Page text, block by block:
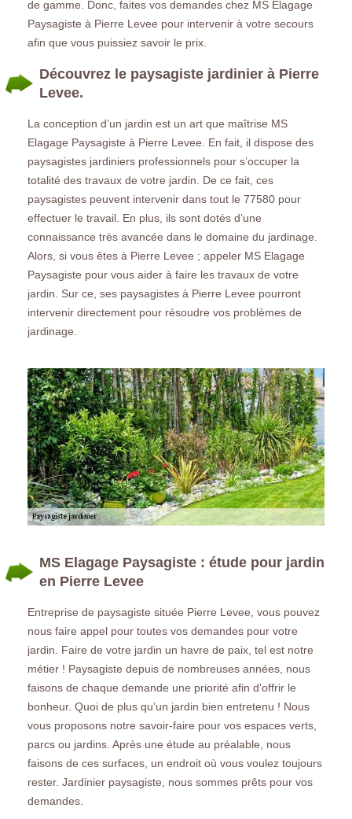
de gamme. Donc, faites vos demandes chez MS Elagage
Paysagiste à Pierre Levee pour intervenir à votre secours
afin que vous puissiez savoir le prix.
Découvrez le paysagiste jardinier à Pierre
Levee.
La conception d’un jardin est un art que maîtrise MS
Elagage Paysagiste à Pierre Levee. En fait, il dispose des
paysagistes jardiniers professionnels pour s’occuper la
totalité des travaux de votre jardin. De ce fait, ces
paysagistes peuvent intervenir dans tout le 77580 pour
effectuer le travail. En plus, ils sont dotés d’une
connaissance très avancée dans le domaine du jardinage.
Alors, si vous êtes à Pierre Levee ; appeler MS Elagage
Paysagiste pour vous aider à faire les travaux de votre
jardin. Sur ce, ses paysagistes à Pierre Levee pourront
intervenir directement pour résoudre vos problèmes de
jardinage.
MS Elagage Paysagiste : étude pour jardin
en Pierre Levee
Entreprise de paysagiste située Pierre Levee, vous pouvez
nous faire appel pour toutes vos demandes pour votre
jardin. Faire de votre jardin un havre de paix, tel est notre
métier ! Paysagiste depuis de nombreuses années, nous
faisons de chaque demande une priorité afin d’offrir le
bonheur. Quoi de plus qu’un jardin bien entretenu ! Nous
vous proposons notre savoir-faire pour vos espaces verts,
parcs ou jardins. Après une étude au préalable, nous
faisons de ces surfaces, un endroit où vous voulez toujours
rester. Jardinier paysagiste, nous sommes prêts pour vos
demandes.